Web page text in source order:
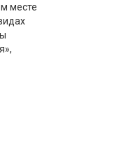
месте